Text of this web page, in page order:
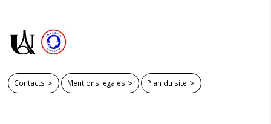
Contacts Mentions légales Plan du site